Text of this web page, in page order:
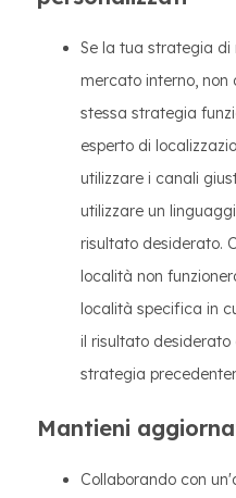
Se la tua strategia
mercato interno,
stessa strategia
esperto di
utilizzare i canali
utilizzare un
risultato desiderato.
località non
località specifica in
il risultato desiderato
strategia
Mantieni
Collaborando con